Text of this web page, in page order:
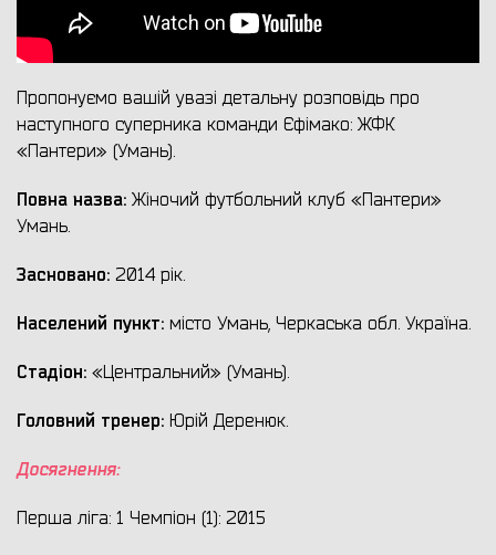
Пропонуємо вашій увазі детальну розповідь про
наступного суперника команди Єфімако: ЖФК
«Пантери» (Умань).
Повна назва: Жіночий футбольний клуб «Пантери»
Умань.
Засновано: 2014 рік.
Населений пункт: місто Умань, Черкаська обл. Україна.
Стадіон: «Центральний» (Умань).
Головний тренер: Юрій Деренюк.
Досягнення:
Перша ліга: 1 Чемпіон (1): 2015